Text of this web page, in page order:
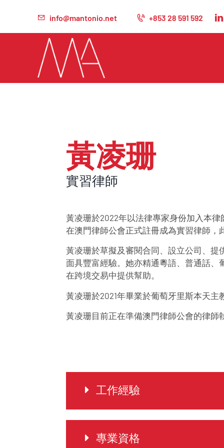
info@mantonio.net +853 28 591 592
黃凌珊
實習律師
黃凌珊於2022年以法律專家身份加入本
在澳門律師公會正式註冊成為實習律師，
黃凌珊於草擬及審閱合同、設立公司、提
面具豐富經驗。她亦精通粵語、普通話、
在跨境交易中提供幫助。
黃凌珊於2021年畢業於葡萄牙里斯本天主
黃凌珊目前正在準備澳門律師公會的律師
工作經驗
專業資格